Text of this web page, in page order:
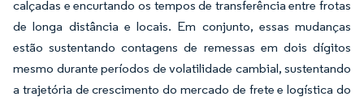
calçadas e encurtando os tempos de transferência entre frotas
de longa distância e locais. Em conjunto, essas mudanças
estão sustentando contagens de remessas em dois dígitos
mesmo durante períodos de volatilidade cambial, sustentando
a trajetória de crescimento do mercado de frete e logística do